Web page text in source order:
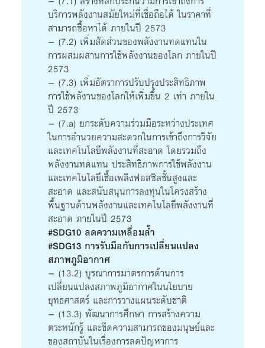
บริการพลังงานสมัยใหม่ที่เชื่อถือได้ ในราคาที่
สามารถซื้อหาได้ ภายในปี 2573
– (7.2) เพิ่มสัดส่วนของพลังงานทดแทนใน
การผสมผสานการใช้พลังงานของโลก ภายในปี
2573
– (7.3) เพิ่มอัตราการปรับปรุงประสิทธิภาพ
การใช้พลังานของโลกให้เพิ่มขึ้น 2 เท่า ภายใน
ปี 2573
– (7.a) ยกระดับความร่วมมือระหว่างประเทศ
ในการอำนวยความสะดวกในการเข้าถึงการวิจัย
และเทคโนโลยีพลังงานที่สะอาด โดยรวมถึง
พลังงานทดแทน ประสิทธิภาพการใช้พลังงาน
และเทคโนโลยีเชื้อเพลิงฟอสซิลชั้นสูงและ
สะอาด และสนับสนุนการลงทุนในโครงสร้าง
พื้นฐานด้านพลังงานและเทคโนโลยีพลังงานที่
สะอาด ภายในปี 2573
#SDG10 ลดความเหลื่อมล้ำ
#SDG13 การรับมือกับการเปลี่ยนเเปลง
สภาพภูมิอากาศ
– (13.2) บูรณาการมาตรการด้านการ
เปลี่ยนแปลงสภาพภูมิอากาศในนโยบาย
ยุทธศาสตร์ และการวางแผนระดับชาติ
– (13.3) พัฒนาการศึกษา การสร้างความ
ตระหนักรู้ และขีดความสามารถของมนุษย์และ
ของสถาบันในเรื่องการลดปัญหาการ